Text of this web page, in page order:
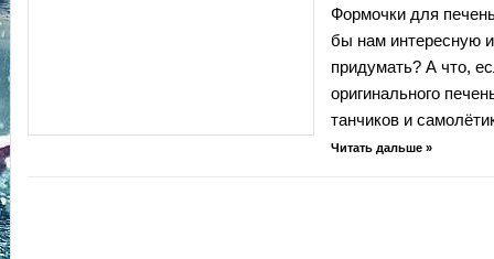
Формочки для
бы нам интересную
придумать? А что,
оригинального
танчиков и
Читать дальше »